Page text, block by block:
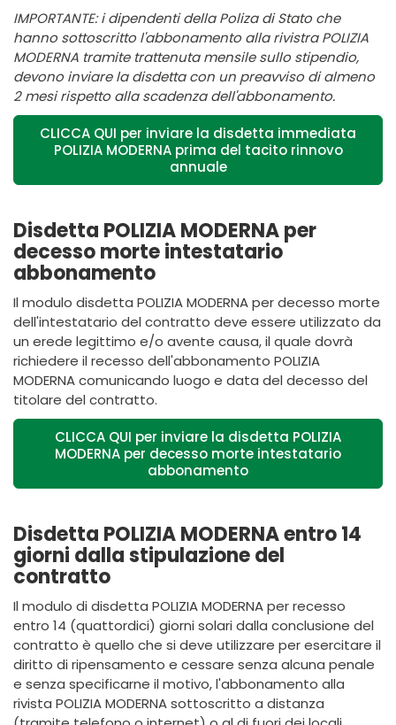
IMPORTANTE: i dipendenti della Poliza di Stato che
hanno sottoscritto l'abbonamento alla rivistra POLIZIA
MODERNA tramite trattenuta mensile sullo stipendio,
devono inviare la disdetta con un preavviso di almeno
2 mesi rispetto alla scadenza dell'abbonamento.
CLICCA QUI per inviare la disdetta immediata
POLIZIA MODERNA prima del tacito rinnovo
annuale
Disdetta POLIZIA MODERNA per
decesso morte intestatario
abbonamento
Il modulo disdetta POLIZIA MODERNA per decesso morte
dell'intestatario del contratto deve essere utilizzato da
un erede legittimo e/o avente causa, il quale dovrà
richiedere il recesso dell'abbonamento POLIZIA
MODERNA comunicando luogo e data del decesso del
titolare del contratto.
CLICCA QUI per inviare la disdetta POLIZIA
MODERNA per decesso morte intestatario
abbonamento
Disdetta POLIZIA MODERNA entro 14
giorni dalla stipulazione del
contratto
Il modulo di disdetta POLIZIA MODERNA per recesso
entro 14 (quattordici) giorni solari dalla conclusione del
contratto è quello che si deve utilizzare per esercitare il
diritto di ripensamento e cessare senza alcuna penale
e senza specificarne il motivo, l'abbonamento alla
rivista POLIZIA MODERNA sottoscritto a distanza